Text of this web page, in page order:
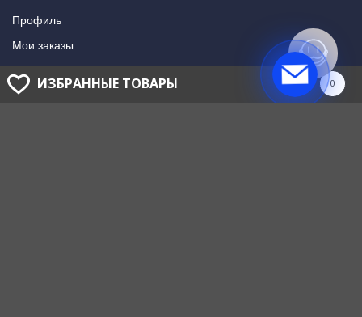
Профиль
Мои заказы
Мои подписки
Написать в поддержку
ИЗБРАННЫЕ ТОВАРЫ 0